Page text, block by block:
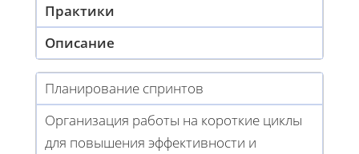
Практики
Описание
Планирование спринтов
Организация работы на короткие циклы
для повышения эффективности и